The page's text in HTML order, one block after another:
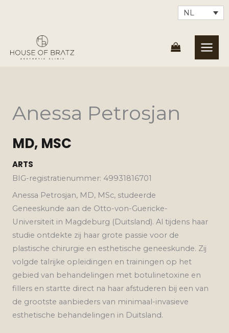
NL
Anessa Petrosjan
MD, MSC
ARTS
BIG-registratienummer: 49931816701
Anessa Petrosjan, MD, MSc, studeerde
Geneeskunde aan de Otto-von-Guericke-
Universiteit in Magdeburg (Duitsland). Al tijdens haar
studie ontdekte zij haar grote passie voor de
plastische chirurgie en esthetische geneeskunde. Zij
volgde talrijke opleidingen en trainingen op het
gebied van behandelingen met botulinetoxine en
fillers en startte direct na haar afstuderen bij een van
de grootste aanbieders van minimaal-invasieve
esthetische behandelingen in Duitsland.